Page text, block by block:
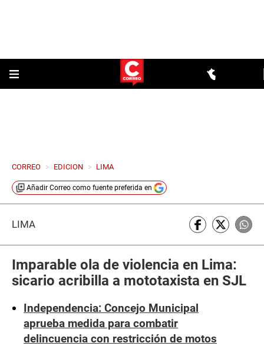
CORREO > EDICION > LIMA
Añadir Correo como fuente preferida en
LIMA
Imparable ola de violencia en Lima:
sicario acribilla a mototaxista en SJL
Independencia: Concejo Municipal
aprueba medida para combatir
delincuencia con restricción de motos